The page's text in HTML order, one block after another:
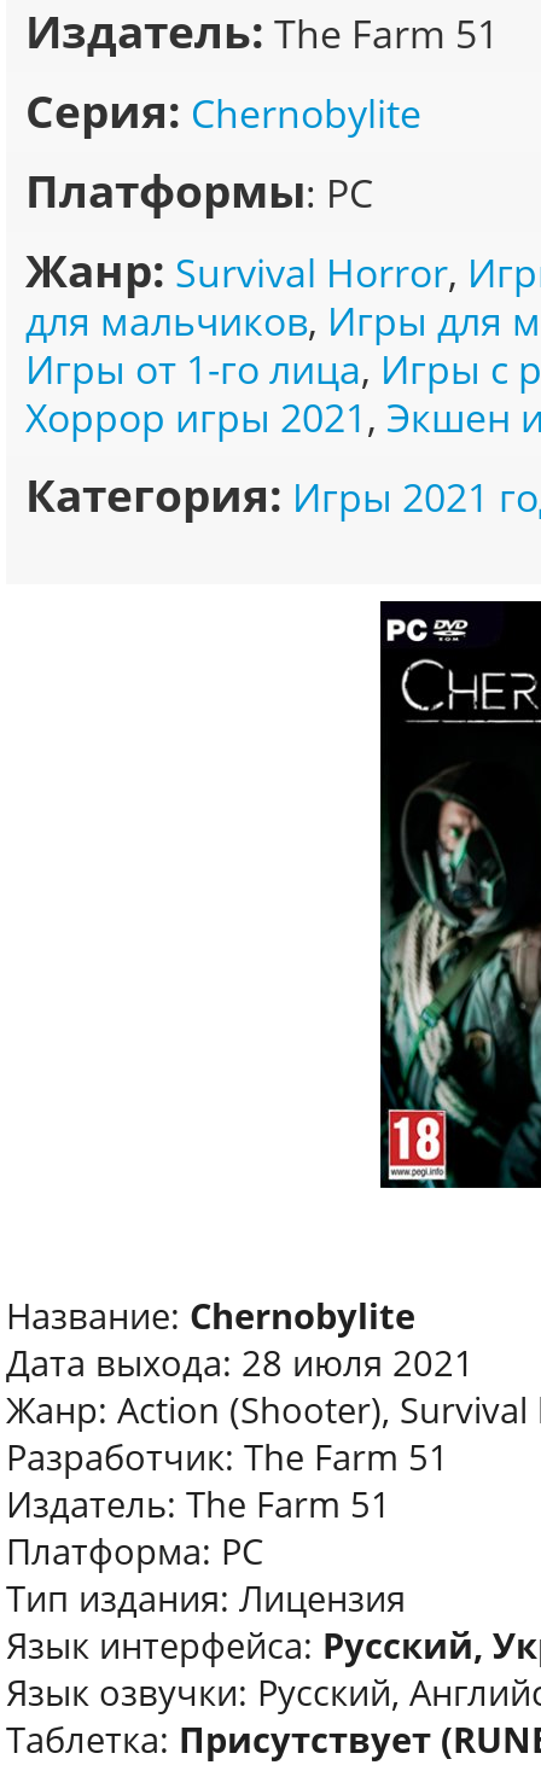
Издатель: The Farm 51
Серия: Chernobylite
Платформы: PC
Жанр: Survival Horror,
для мальчиков, Игры для
Игры от 1-го лица, Игры с
Хоррор игры 2021, Экшен
Категория: Игры 2021
Название: Chernobylite
Дата выхода: 28 июля 2021
Жанр: Action (Shooter), Survival
Разработчик: The Farm 51
Издатель: The Farm 51
Платформа: PC
Тип издания: Лицензия
Язык интерфейса: Русский,
Язык озвучки: Русский,
Таблетка: Присутствует